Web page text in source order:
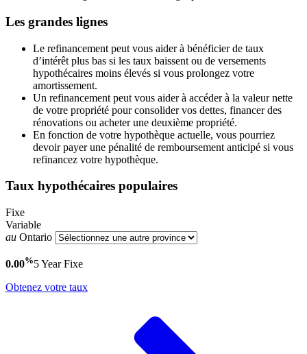
Les grandes lignes
Le refinancement peut vous aider à bénéficier de taux
d’intérêt plus bas si les taux baissent ou de versements
hypothécaires moins élevés si vous prolongez votre
amortissement.
Un refinancement peut vous aider à accéder à la valeur nette
de votre propriété pour consolider vos dettes, financer des
rénovations ou acheter une deuxième propriété.
En fonction de votre hypothèque actuelle, vous pourriez
devoir payer une pénalité de remboursement anticipé si vous
refinancez votre hypothèque.
Taux hypothécaires populaires
Fixe
Variable
au Ontario
0.00%5 YearFixe
Obtenez votre taux